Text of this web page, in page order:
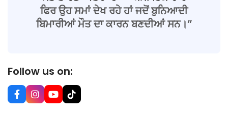
ਫਿਰ ਉਹ ਸਮਾਂ ਦੇਖ ਰਹੇ ਹਾਂ ਜਦੋਂ ਬੁਨਿਆਦੀ
ਬਿਮਾਰੀਆਂ ਮੌਤ ਦਾ ਕਾਰਨ ਬਣਦੀਆਂ ਸਨ।”
Follow us on: